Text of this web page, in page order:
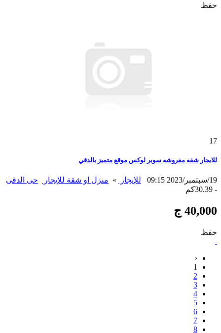
حفظ
17
للايجار شقه مفروشه سوبر لوكس موقع متميز بالدقي
19/سبتمبر/2023 09:15 للإيجار » منزل او شقة للإيجار
حى الدقى
- 30.39كم
40,000 ج
حفظ
‹
1
2
3
4
5
6
7
8